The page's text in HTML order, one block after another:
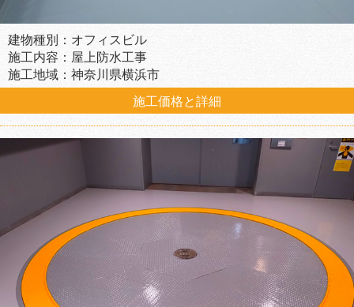
建物種別：オフィスビル
施工内容：屋上防水工事
施工地域：神奈川県横浜市
施工価格と詳細